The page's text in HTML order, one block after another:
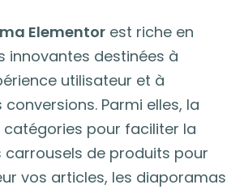
Elementor est riche en
innovantes destinées à
utilisateur et à
Parmi elles, la
pour faciliter la
carrousels de produits pour
vos articles, les diaporamas